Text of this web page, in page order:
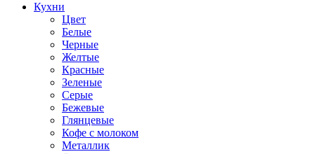
Кухни
Цвет
Белые
Черные
Желтые
Красные
Зеленые
Серые
Бежевые
Глянцевые
Кофе с молоком
Металлик